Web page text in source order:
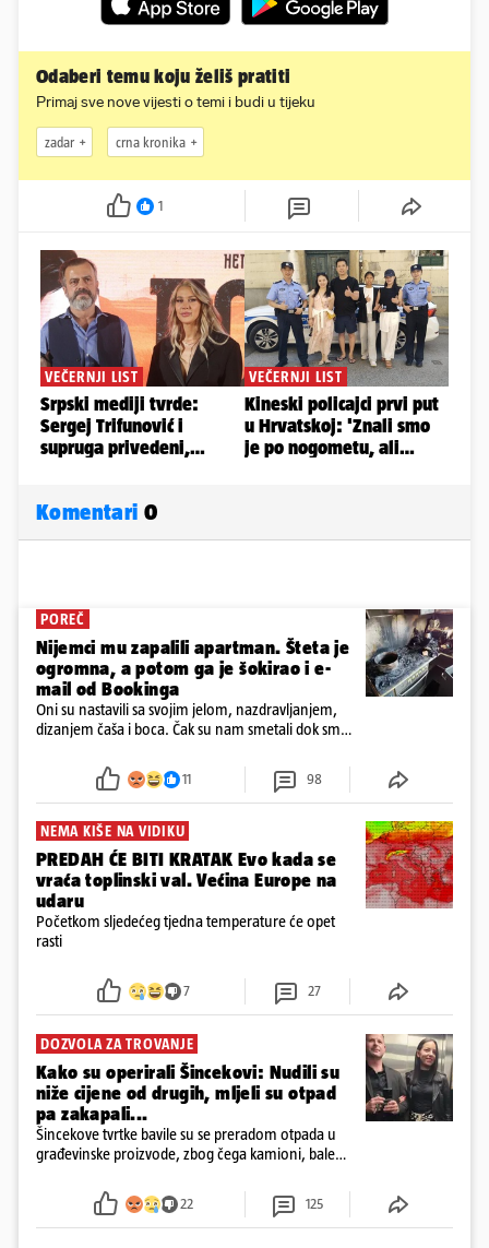
Odaberi temu koju želiš pratiti
Primaj sve nove vijesti o temi i budi u tijeku
zadar crna kronika
1
Komentari 0
POREČ
Nijemci mu zapalili apartman. Šteta je
ogromna, a potom ga je šokirao i e-
mail od Bookinga
Oni su nastavili sa svojim jelom, nazdravljanjem,
dizanjem čaša i boca. Čak su nam smetali dok smo
požar, rekao je vlasnik
11 98
NEMA KIŠE NA VIDIKU
PREDAH ĆE BITI KRATAK Evo kada se
vraća toplinski val. Većina Europe na
udaru
Početkom sljedećeg tjedna temperature će opet
rasti
7 27
DOZVOLA ZA TROVANJE
Kako su operirali Šincekovi: Nudili su
niže cijene od drugih, mljeli su otpad
pa zakapali...
Šincekove tvrtke bavile su se preradom otpada u
građevinske proizvode, zbog čega kamioni, bale
22 125